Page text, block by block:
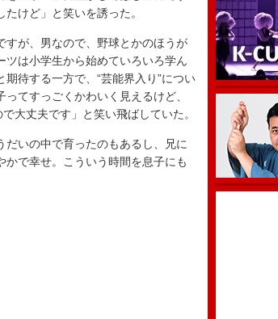
けど」と笑いを誘った。
が、男なので、野球とかのほうが
は小学生から始めていろいろ学ん
待する一方で、“芸能界入り”につい
てすっごくかわいく見えるけど、
大丈夫です」と笑い飛ばしていた。
いの中で育ったのもあるし、兄に
で幸せ。こういう時間を息子にも